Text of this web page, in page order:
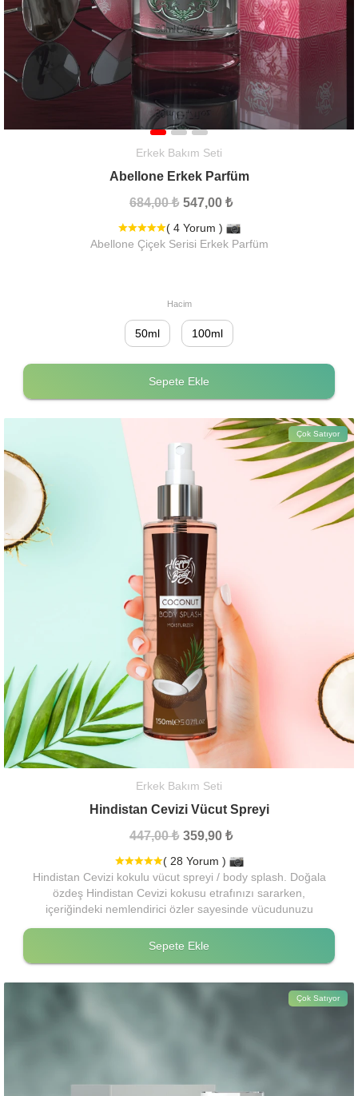
Erkek Bakım Seti
Abellone Erkek Parfüm
684,00 ₺ 547,00 ₺
( 4 Yorum )
Abellone Çiçek Serisi Erkek Parfüm
Hacim
50ml 100ml
Sepete Ekle
Çok Satıyor
Erkek Bakım Seti
Hindistan Cevizi Vücut Spreyi
447,00 ₺ 359,90 ₺
( 28 Yorum )
Hindistan Cevizi kokulu vücut spreyi / body splash. Doğala
özdeş Hindistan Cevizi kokusu etrafınızı sararken,
içeriğindeki nemlendirici özler sayesinde vücudunuzu
kokuyu çok seveceksiniz
Sepete Ekle
Çok Satıyor